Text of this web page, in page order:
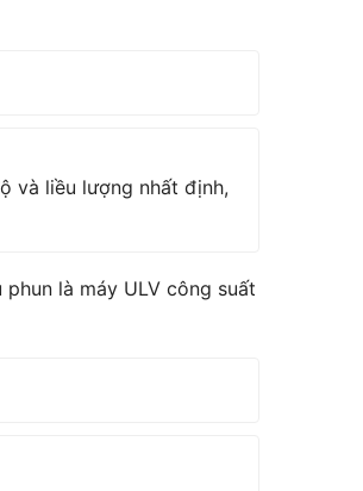
và liều lượng nhất định,
là máy ULV công suất